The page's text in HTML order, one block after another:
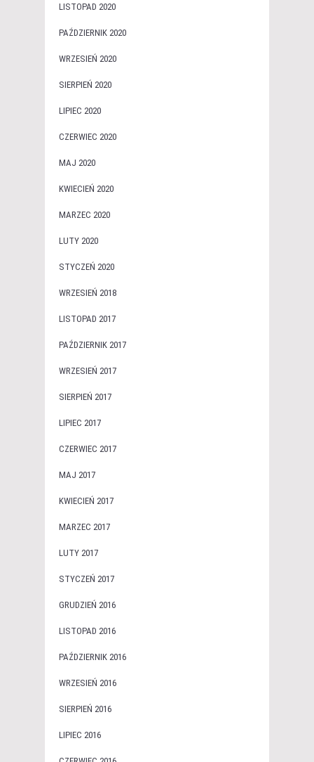
LISTOPAD 2020
PAŹDZIERNIK 2020
WRZESIEŃ 2020
SIERPIEŃ 2020
LIPIEC 2020
CZERWIEC 2020
MAJ 2020
KWIECIEŃ 2020
MARZEC 2020
LUTY 2020
STYCZEŃ 2020
WRZESIEŃ 2018
LISTOPAD 2017
PAŹDZIERNIK 2017
WRZESIEŃ 2017
SIERPIEŃ 2017
LIPIEC 2017
CZERWIEC 2017
MAJ 2017
KWIECIEŃ 2017
MARZEC 2017
LUTY 2017
STYCZEŃ 2017
GRUDZIEŃ 2016
LISTOPAD 2016
PAŹDZIERNIK 2016
WRZESIEŃ 2016
SIERPIEŃ 2016
LIPIEC 2016